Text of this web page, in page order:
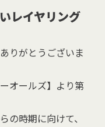
レイヤリング
りがとうございま
オールズ】より第
の時期に向けて、